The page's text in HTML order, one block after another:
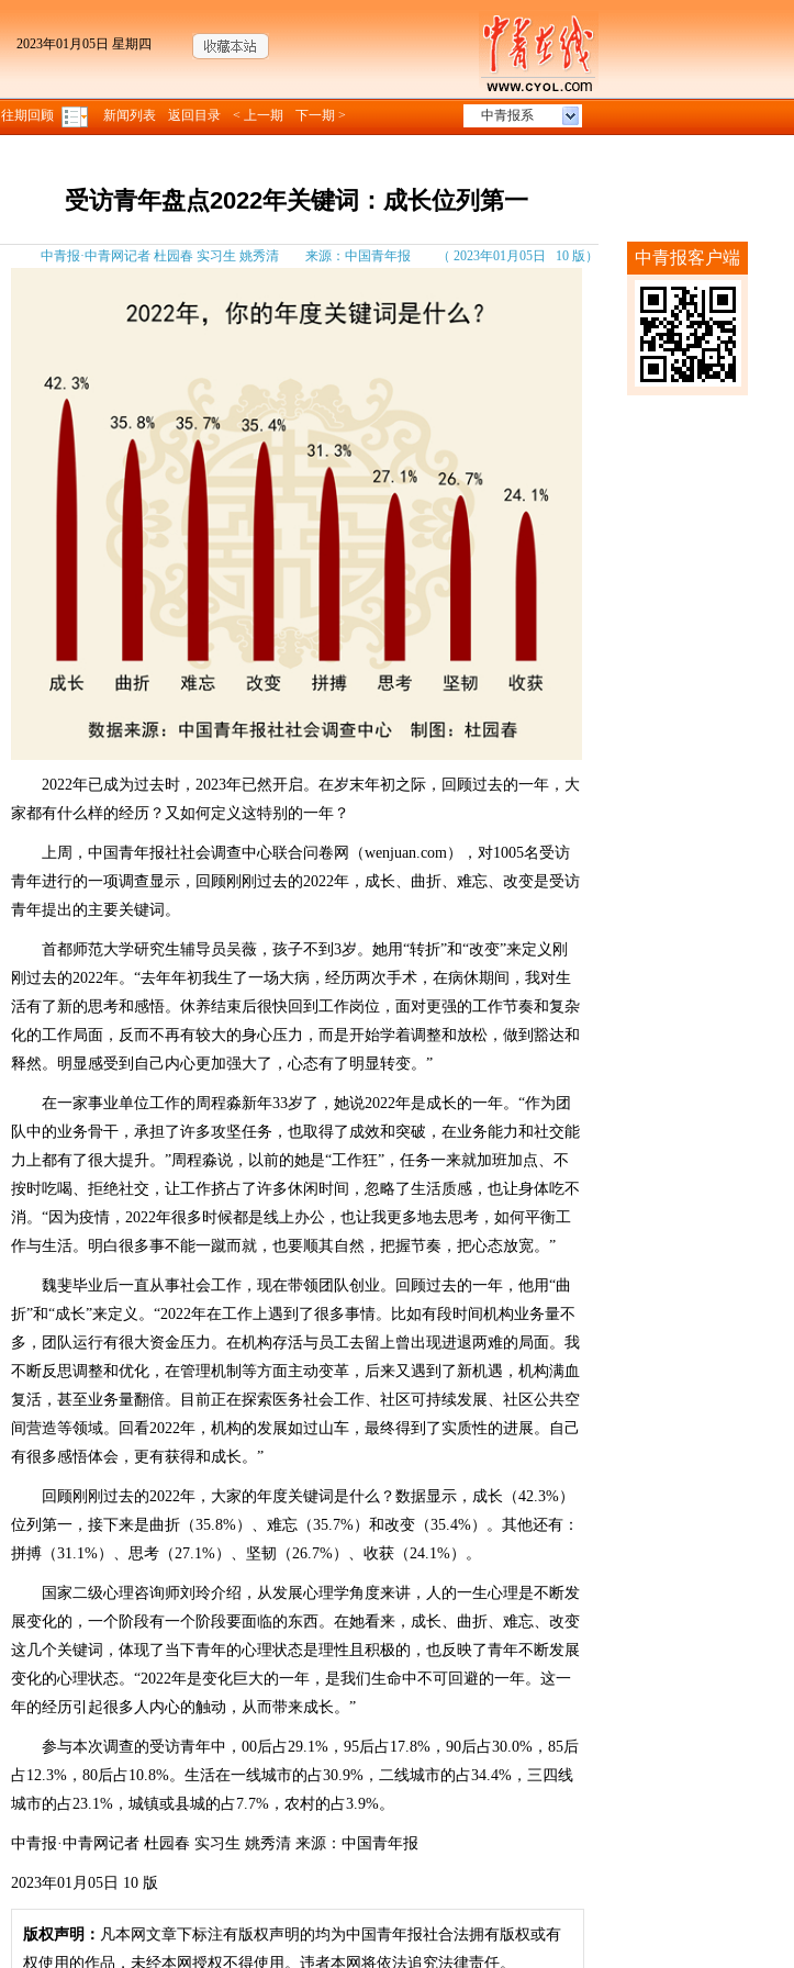
中青报客户端
2023年01月05日 星期四
往期回顾 新闻列表 返回目录 < 上一期 下一期 > 中青报系
受访青年盘点2022年关键词：成长位列第一
中青报·中青网记者 杜园春 实习生 姚秀清 来源：中国青年报 （ 2023年01月05日 10 版）
2022年已成为过去时，2023年已然开启。在岁末年初之际，回顾过去的一年，大
家都有什么样的经历？又如何定义这特别的一年？
上周，中国青年报社社会调查中心联合问卷网（wenjuan.com），对1005名受访
青年进行的一项调查显示，回顾刚刚过去的2022年，成长、曲折、难忘、改变是受访
青年提出的主要关键词。
首都师范大学研究生辅导员吴薇，孩子不到3岁。她用“转折”和“改变”来定义刚
刚过去的2022年。“去年年初我生了一场大病，经历两次手术，在病休期间，我对生
活有了新的思考和感悟。休养结束后很快回到工作岗位，面对更强的工作节奏和复杂
化的工作局面，反而不再有较大的身心压力，而是开始学着调整和放松，做到豁达和
释然。明显感受到自己内心更加强大了，心态有了明显转变。”
在一家事业单位工作的周程淼新年33岁了，她说2022年是成长的一年。“作为团
队中的业务骨干，承担了许多攻坚任务，也取得了成效和突破，在业务能力和社交能
力上都有了很大提升。”周程淼说，以前的她是“工作狂”，任务一来就加班加点、不
按时吃喝、拒绝社交，让工作挤占了许多休闲时间，忽略了生活质感，也让身体吃不
消。“因为疫情，2022年很多时候都是线上办公，也让我更多地去思考，如何平衡工
作与生活。明白很多事不能一蹴而就，也要顺其自然，把握节奏，把心态放宽。”
魏斐毕业后一直从事社会工作，现在带领团队创业。回顾过去的一年，他用“曲
折”和“成长”来定义。“2022年在工作上遇到了很多事情。比如有段时间机构业务量不
多，团队运行有很大资金压力。在机构存活与员工去留上曾出现进退两难的局面。我
不断反思调整和优化，在管理机制等方面主动变革，后来又遇到了新机遇，机构满血
复活，甚至业务量翻倍。目前正在探索医务社会工作、社区可持续发展、社区公共空
间营造等领域。回看2022年，机构的发展如过山车，最终得到了实质性的进展。自己
有很多感悟体会，更有获得和成长。”
回顾刚刚过去的2022年，大家的年度关键词是什么？数据显示，成长（42.3%）
位列第一，接下来是曲折（35.8%）、难忘（35.7%）和改变（35.4%）。其他还有：
拼搏（31.1%）、思考（27.1%）、坚韧（26.7%）、收获（24.1%）。
国家二级心理咨询师刘玲介绍，从发展心理学角度来讲，人的一生心理是不断发
展变化的，一个阶段有一个阶段要面临的东西。在她看来，成长、曲折、难忘、改变
这几个关键词，体现了当下青年的心理状态是理性且积极的，也反映了青年不断发展
变化的心理状态。“2022年是变化巨大的一年，是我们生命中不可回避的一年。这一
年的经历引起很多人内心的触动，从而带来成长。”
参与本次调查的受访青年中，00后占29.1%，95后占17.8%，90后占30.0%，85后
占12.3%，80后占10.8%。生活在一线城市的占30.9%，二线城市的占34.4%，三四线
城市的占23.1%，城镇或县城的占7.7%，农村的占3.9%。
中青报·中青网记者 杜园春 实习生 姚秀清 来源：中国青年报
2023年01月05日 10 版
版权声明： 凡本网文章下标注有版权声明的均为中国青年报社合法拥有版权或有
权使用的作品，未经本网授权不得使用。违者本网将依法追究法律责任。